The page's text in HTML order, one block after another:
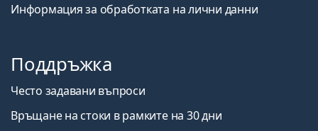
Информация за обработката на лични данни
Поддръжка
Често задавани въпроси
Връщане на стоки в рамките на 30 дни